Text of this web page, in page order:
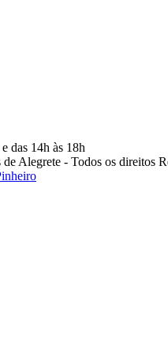
das 14h às 18h
Alegrete - Todos os direitos